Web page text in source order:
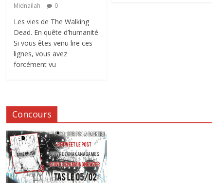
Midnailah
0
Les vies de The Walking
Dead. En quête d’humanité
Si vous êtes venu lire ces
lignes, vous avez
forcément vu
Concours